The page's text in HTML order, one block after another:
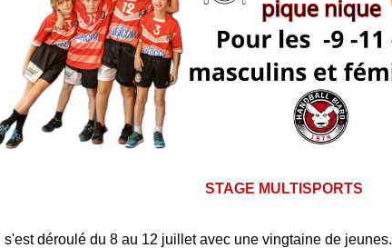
STAGE MULTISPORTS
Il s'est déroulé du 8 au 12 juillet avec une vingtaine de jeunes.